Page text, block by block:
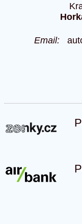
Email: